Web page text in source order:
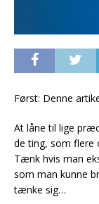
Først: Denne
At låne til lige
de ting, som flere
Tænk hvis man
som man kunne
tænke sig…